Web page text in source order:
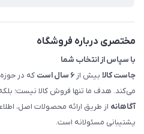
مختصری درباره فروشگاه
با سپاس از انتخاب شما
جاست کالا بیش از ۶ سال است
که در
می‌کند. هدف ما تنها فروش کالا نیست؛
آگاهانه از طریق ارائه محصولات اصل،
پشتیبانی مسئولانه است.